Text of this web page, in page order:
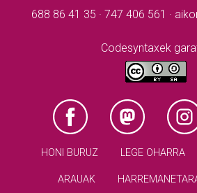
688 86 41 35 · 747 406 561 ·
Codesyntaxek
HONI BURUZ LEGE OHARRA
ARAUAK